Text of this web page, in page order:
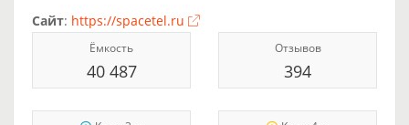
Сайт: https://spacetel.ru
Ёмкость
40 487
Отзывов
394